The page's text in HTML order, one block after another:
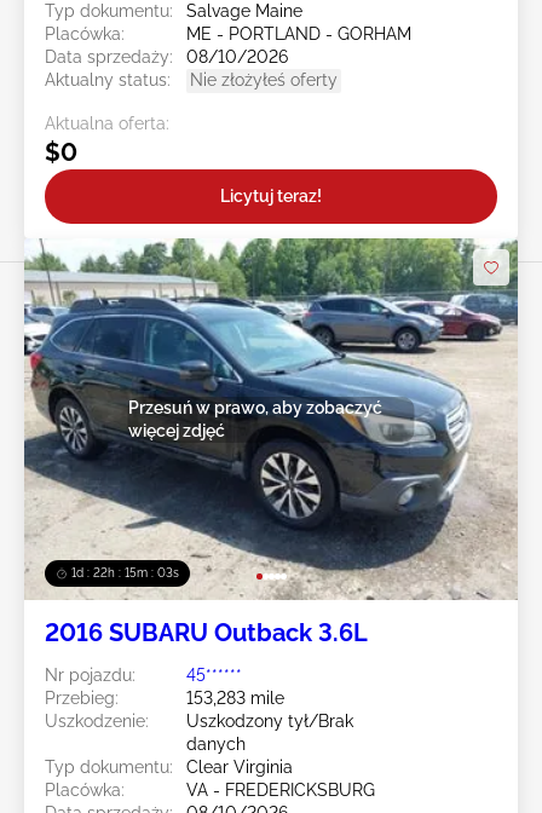
Typ dokumentu:
Salvage Maine
Placówka:
ME - PORTLAND - GORHAM
Data sprzedaży:
08/10/2026
Aktualny status:
Nie złożyłeś oferty
Aktualna oferta:
$0
Licytuj teraz!
1d : 22h : 15m : 00s
Przesuń w prawo, aby zobaczyć
więcej zdjęć
2016 SUBARU Outback 3.6L
Nr pojazdu:
45******
Przebieg:
153,283 mile
Uszkodzenie:
Uszkodzony tył/Brak
danych
Typ dokumentu:
Clear Virginia
Placówka:
VA - FREDERICKSBURG